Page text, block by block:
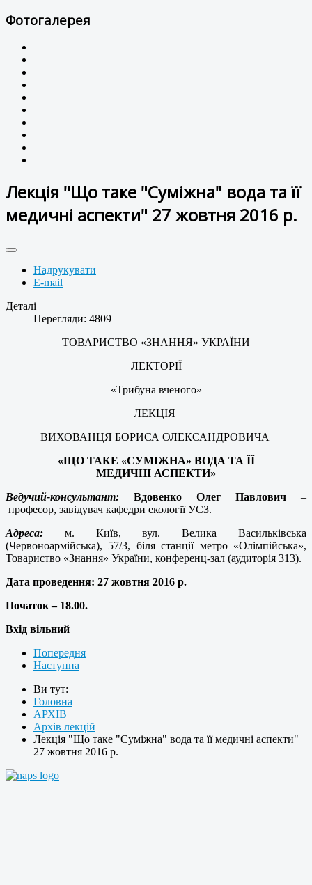
Фотогалерея
Лекція "Що таке "Суміжна" вода та її
медичні аспекти" 27 жовтня 2016 р.
Надрукувати
E-mail
Деталі
Перегляди: 4809
ТОВАРИСТВО «ЗНАННЯ» УКРАЇНИ
ЛЕКТОРІЇ
«Трибуна вченого»
ЛЕКЦІЯ
ВИХОВАНЦЯ БОРИСА ОЛЕКСАНДРОВИЧА
«ЩО ТАКЕ «СУМІЖНА» ВОДА ТА ЇЇ
МЕДИЧНІ АСПЕКТИ»
Ведучий-консультант:
Вдовенко Олег Павлович –
професор, завідувач кафедри екології УСЗ.
Адреса: м. Київ, вул. Велика Васильківська
(Червоноармійська), 57/3, біля станції метро «Олімпійська»,
Товариство «Знання» України, конференц-зал (аудиторія 313).
Дата проведення: 27 жовтня 2016 р.
Початок – 18.00.
Вхід вільний
Попередня
Наступна
Ви тут:
Головна
АРХІВ
Архів лекцій
Лекція "Що таке "Суміжна" вода та її медичні аспекти"
27 жовтня 2016 р.